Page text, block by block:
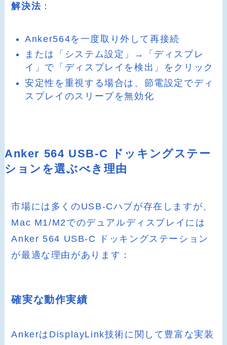
解決法 ：
Anker564を一度取り外して再接続
または「システム設定」→「ディスプレ
イ」で「ディスプレイを検出」をクリック
安定性を重視する場合は、節電設定でディ
スプレイのスリープを無効化
Anker 564 USB-C ドッキングステー
ションを選ぶべき理由
市場には多くのUSB-Cハブが存在しますが、
Mac M1/M2でのデュアルディスプレイには
Anker 564 USB-C ドッキングステーション
が最適な理由があります：
確実な動作実績
AnkerはDisplayLink技術に関して豊富な実装